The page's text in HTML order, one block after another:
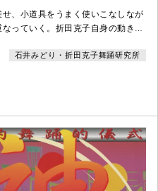
、小道具をうまく使いこなしなが
っていく。折田克子自身の動きの
石井みどり・折田克子舞踊研究所